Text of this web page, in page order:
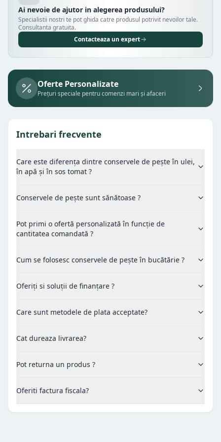
Ai nevoie de ajutor in alegerea produsului?
Specialistii nostri te pot ghida catre produsul potrivit nevoilor tale.
Consultanta gratuita.
Contacteaza un expert
Oferte Personalizate
Prețuri speciale pentru comenzi mari și afaceri
Intrebari frecvente
Care este diferența dintre conservele de pește în ulei,
în apă și în sos tomat ?
Conservele de pește sunt sănătoase ?
Pot primi o ofertă personalizată în funcție de
cantitatea comandată ?
Cum se folosesc conservele de pește în bucătărie ?
Oferiți si soluții de finanțare ?
Care sunt metodele de plata acceptate?
Cat dureaza livrarea?
Pot returna un produs ?
Oferiti factura fiscala?